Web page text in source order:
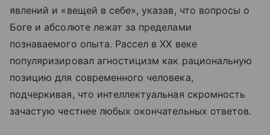
явлений и «вещей в себе», указав, что вопросы о
Боге и абсолюте лежат за пределами
познаваемого опыта. Рассел в XX веке
популяризировал агностицизм как рациональную
позицию для современного человека,
подчеркивая, что интеллектуальная скромность
зачастую честнее любых окончательных ответов.